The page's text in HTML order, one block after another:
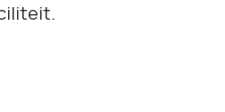
op met